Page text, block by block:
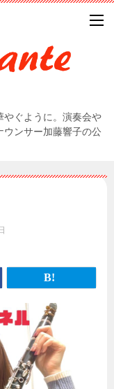
やぐように。演奏会や
ウンサー加藤響子の公